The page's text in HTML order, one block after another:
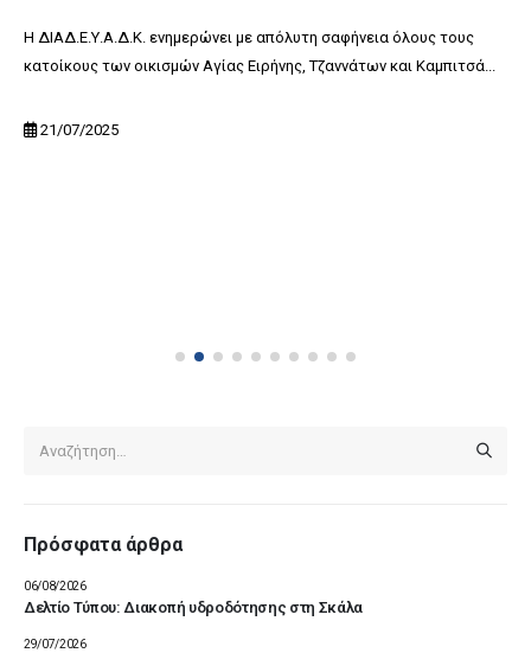
Η ΔΙΑΔ.Ε.Υ.Α.Δ.Κ. ενημερώνει με απόλυτη σαφήνεια όλους τους
κατοίκους των οικισμών Αγίας Ειρήνης, Τζαννάτων και Καμπιτσά...
21/07/2025
Πρόσφατα άρθρα
Δελτίο Τύπου: Διακοπή υδροδότησης στη Σκάλα
06/08/2026
29/07/2026